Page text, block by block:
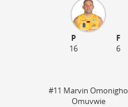
P
F
16
6
#11 Marvin Omonigho
Omuvwie